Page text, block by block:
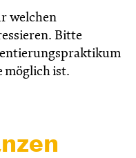
welchen
Bitte
möglich ist.